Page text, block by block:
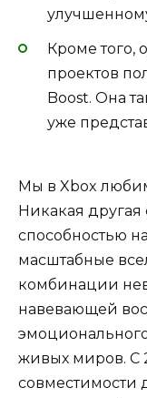
Кроме того,
проектов
Boost. Она
уже
Мы в Xbox
Никакая другая
способностью
масштабные
комбинации
навевающей
живых миров. С
совместимости